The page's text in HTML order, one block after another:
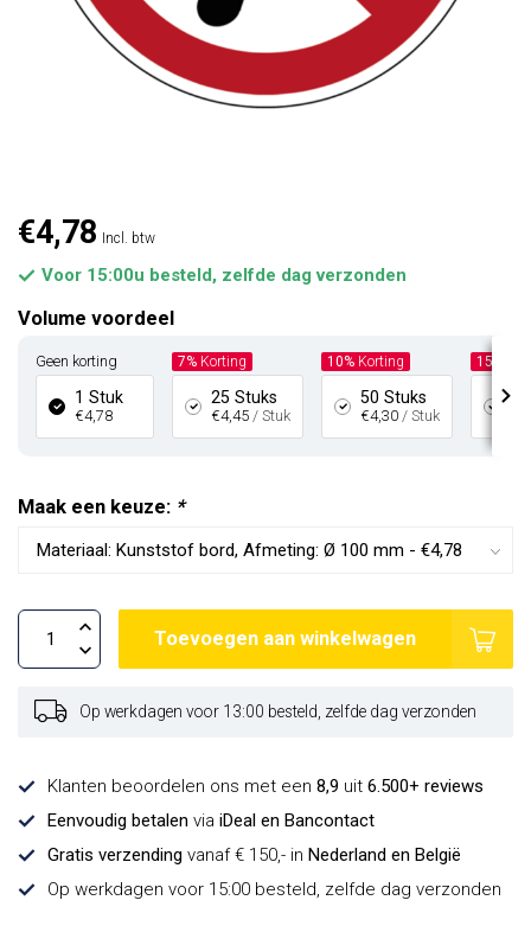
€4,78 Incl. btw
Voor 15:00u besteld, zelfde dag verzonden
Volume voordeel
Geen korting
1 Stuk
€4,78
7% Korting
25 Stuks
€4,45 / Stuk
10% Korting
50 Stuks
€4,30 / Stuk
15%
Maak een keuze: *
Toevoegen aan winkelwagen
Op werkdagen voor 13:00 besteld, zelfde dag verzonden
Klanten beoordelen ons met een 8,9 uit 6.500+ reviews
Eenvoudig betalen via iDeal en Bancontact
Gratis verzending vanaf € 150,- in Nederland en België
Op werkdagen voor 15:00 besteld, zelfde dag verzonden